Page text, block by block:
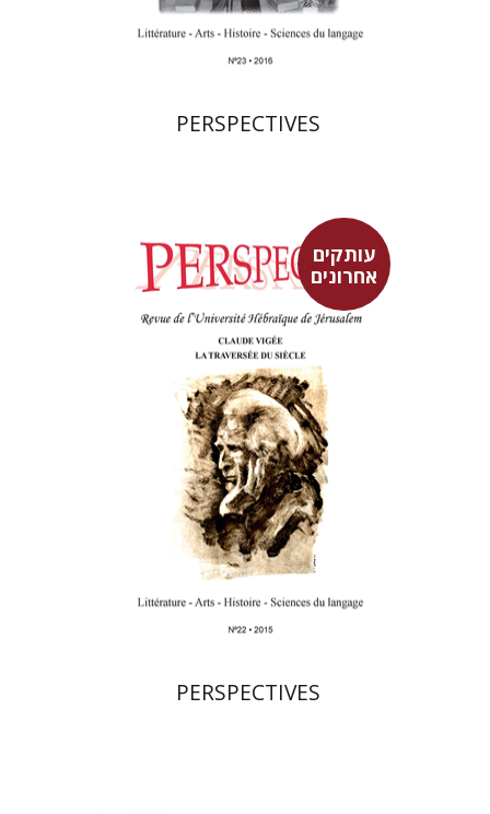
$23
$21
PERSPECTIVES
עותקים
אחרונים
פרננד ברטפלד
PERSPECTIVES